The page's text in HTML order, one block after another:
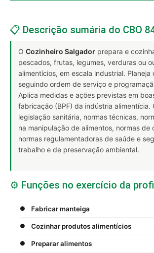
📋 Descrição sumária do CBO
O Cozinheiro Salgador prepara e
pescados, frutas, legumes, verduras ou
alimentícios, em escala industrial. Planeja
seguindo ordem de serviço e
Aplica medidas e ações previstas em
fabricação (BPF) da indústria alimentícia.
legislação sanitária, normas técnicas,
na manipulação de alimentos, normas de
normas regulamentadoras de saúde e
trabalho e de preservação ambiental.
⚙️ Funções no exercício da
Fabricar manteiga
Cozinhar produtos alimentícios
Preparar alimentos